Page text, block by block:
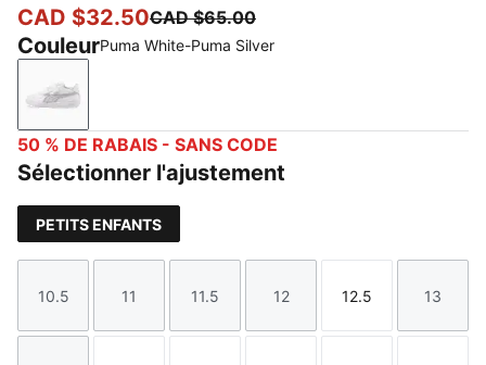
CAD $32.50CAD $65.00
CouleurPuma White-Puma Silver
Puma White-Puma Silver
50 % DE RABAIS - SANS CODE
Sélectionner l'ajustement
PETITS ENFANTS
Taille
10.5
Taille
11
Taille
11.5
Taille
12
Taille
12.5
Taille
13